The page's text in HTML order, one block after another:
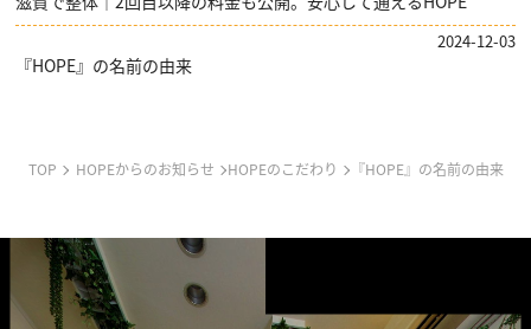
『HOPE』の名前の由来
2024-12-03
TOP HOPEからのお知らせ HOPEのこだわり 『HOPE』の名前の由来